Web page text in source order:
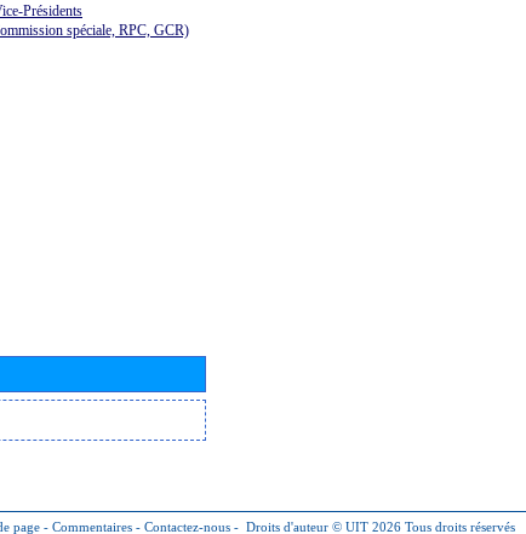
Présidents
spéciale, RPC, GCR)
page - Commentaires - Contactez-nous - Droits d'auteur © UIT 2026 Tous droits réservés